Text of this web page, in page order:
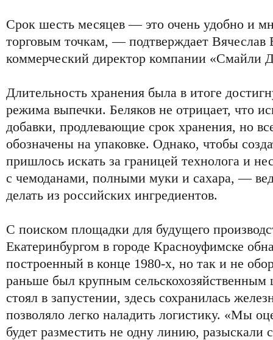
Срок шесть месяцев — это очень удобно и
торговым точкам, — подтверждает
коммерческий директор компании «Смайли
Длительность хранения была в итоге
режима выпечки. Беляков не отрицает, что
добавки, продлевающие срок хранения, но
обозначены на упаковке. Однако, чтобы
пришлось искать за границей технолога и
с чемоданами, полными муки и сахара, —
делать из российских ингредиентов.
С поиском площадки для будущего
Екатеринбургом в городе Красноуфимске
построенный в конце 1980-х, но так и не
раньше был крупным сельскохозяйственным
стоял в запустении, здесь сохранилась
позволяло легко наладить логистику. «Мы
будет разместить не одну линию, разыскали